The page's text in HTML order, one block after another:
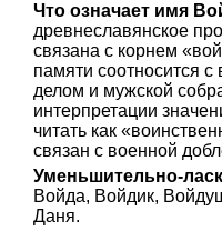
Что означает имя
древнеславянское
связана с корнем
памяти соотносится
делом и мужской
интерпретации
читать как
связан с военной
Уменьшительно-
Войда, Войдик,
Даня.